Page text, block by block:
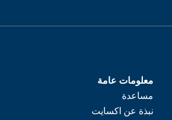
معلومات عامة
مساعدة
نبذة عن اكسايت